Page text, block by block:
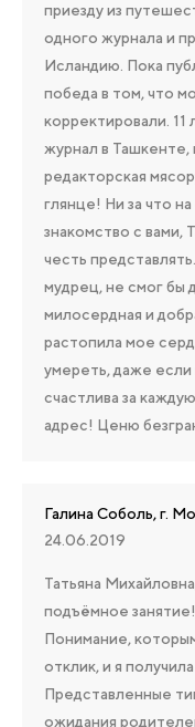
приезду из
одного журнала и
Исландию. Пока
победа в том, что
корректировали. 11
журнал в Ташкенте,
редакторская
глянце! Ни за что
знакомство с вами,
честь
мудрец, не смог бы
милосердная и
растопила мое
умереть, даже
счастлива за
адрес! Ценю
Галина Соболь, г.
24.06.2019
Татьяна
подъёмное
Понимание,
отклик, и я
Представленные
ожидания